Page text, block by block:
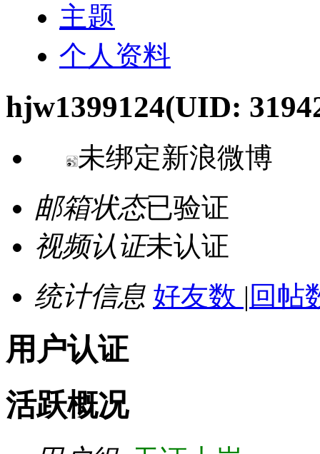
主题
个人资料
hjw1399124(UID:
未绑定新浪微博
邮箱状态已验证
视频认证未认证
统计信息 好友数 | 回帖
用户认证
活跃概况